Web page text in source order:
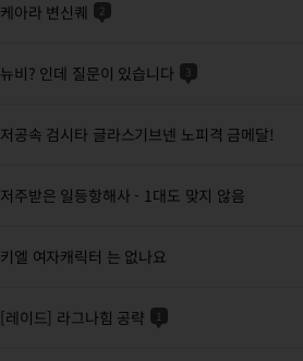
케아라 변신퀘 2
뉴비? 인데 질문이 있습니다 3
저공속 검시타 글라스기브넨 노피격 금메달!
저주받은 일등항해사 - 1대도 맞지 않음
키엘 여자캐릭터 는 없나요
[레이드] 라그나힘 공략 1